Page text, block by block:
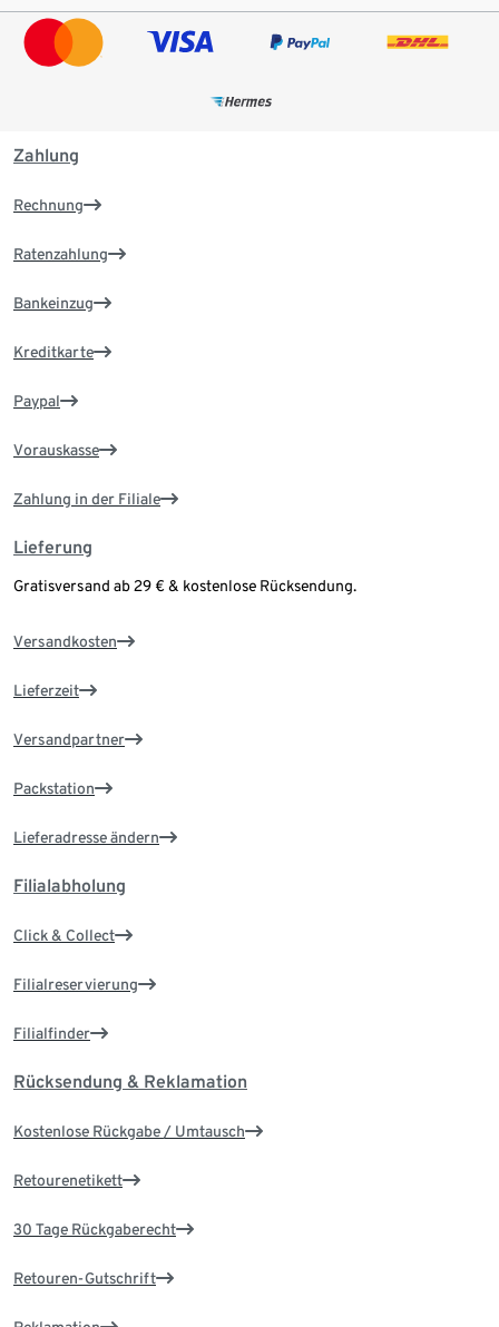
Zahlung
Rechnung
Ratenzahlung
Bankeinzug
Kreditkarte
Paypal
Vorauskasse
Zahlung in der Filiale
Lieferung
Gratisversand ab 29 € & kostenlose Rücksendung.
Versandkosten
Lieferzeit
Versandpartner
Packstation
Lieferadresse ändern
Filialabholung
Click & Collect
Filialreservierung
Filialfinder
Rücksendung & Reklamation
Kostenlose Rückgabe / Umtausch
Retourenetikett
30 Tage Rückgaberecht
Retouren-Gutschrift